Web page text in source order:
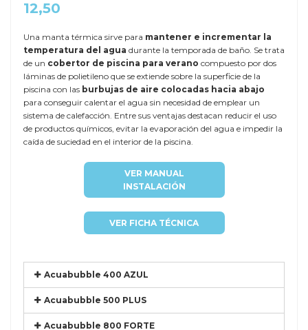
12,50
Una manta térmica sirve para mantener e incrementar la
temperatura del agua durante la temporada de baño. Se trata
de un cobertor de piscina para verano compuesto por dos
láminas de polietileno que se extiende sobre la superficie de la
piscina con las burbujas de aire colocadas hacia abajo
para conseguir calentar el agua sin necesidad de emplear un
sistema de calefacción. Entre sus ventajas destacan reducir el uso
de productos químicos, evitar la evaporación del agua e impedir la
caída de suciedad en el interior de la piscina.
VER MANUAL
INSTALACIÓN
VER FICHA TÉCNICA
Acuabubble 400 AZUL
Acuabubble 500 PLUS
Acuabubble 800 FORTE